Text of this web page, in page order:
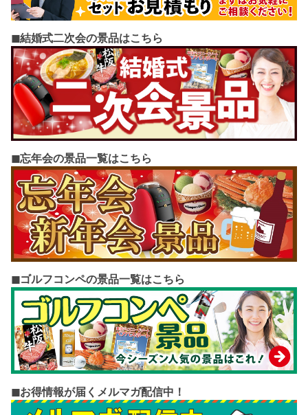
◼︎結婚式二次会の景品はこちら
◼︎忘年会の景品一覧はこちら
◼︎ゴルフコンペの景品一覧はこちら
◼︎お得情報が届くメルマガ配信中！